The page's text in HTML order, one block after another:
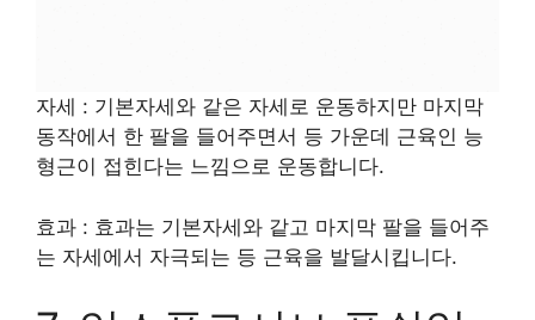
자세 : 기본자세와 같은 자세로 운동하지만 마지막
동작에서 한 팔을 들어주면서 등 가운데 근육인 능
형근이 접힌다는 느낌으로 운동합니다.
효과 : 효과는 기본자세와 같고 마지막 팔을 들어주
는 자세에서 자극되는 등 근육을 발달시킵니다.